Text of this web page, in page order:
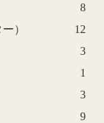
8
）
12
3
1
3
9